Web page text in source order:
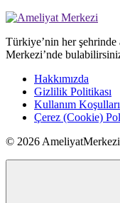
Türkiye’nin her
Merkezi’nde
Hakkımızda
Gizlilik Politikası
Kullanım Koşulları
Çerez (Cookie)
© 2026